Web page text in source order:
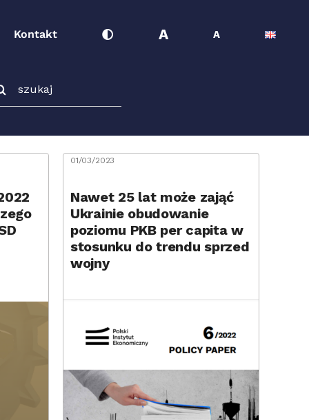
Kontakt A A
01/03/2023
Nawet 25 lat może zająć
Ukrainie obudowanie
poziomu PKB per capita w
stosunku do trendu sprzed
wojny